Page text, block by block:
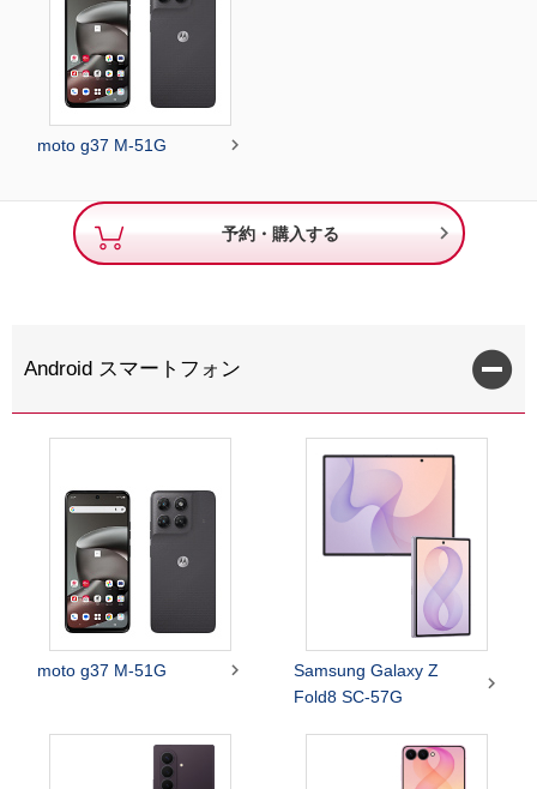
moto g37 M-51G 
予約・購入する 
Android スマートフォン
moto g37 M-51G 
Samsung Galaxy Z
Fold8 SC-57G
